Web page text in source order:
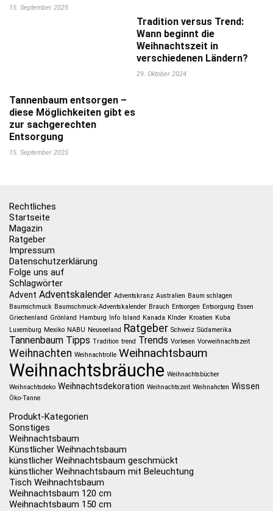
15. September 2025
Tradition versus Trend:
Wann beginnt die
Weihnachtszeit in
verschiedenen Ländern?
29. Oktober 2024
Tannenbaum entsorgen –
diese Möglichkeiten gibt es
zur sachgerechten
Entsorgung
15. September 2025
Rechtliches
Startseite
Magazin
Ratgeber
Impressum
Datenschutzerklärung
Folge uns auf
Schlagwörter
Advent Adventskalender Adventskranz Australien Baum schlagen
Baumschmuck Baumschmuck-Adventskalender Brauch Entsorgen Entsorgung Essen
Griechenland Grönland Hamburg Info Island Kanada KInder Kroatien Kuba
Luxemburg Mexiko NABU Neuseeland Ratgeber Schweiz Südamerika
Tannenbaum Tipps Tradition trend Trends Vorlesen Vorweihnachtszeit
Weihnachten Weihnachtrolle Weihnachtsbaum
Weihnachtsbräuche Weihnachtsbücher
Weihnachtsdeko Weihnachtsdekoration Weihnachtszeit Weihnahcten Wissen
Öko-Tanne
Produkt-Kategorien
Sonstiges
Weihnachtsbaum
Künstlicher Weihnachtsbaum
künstlicher Weihnachtsbaum geschmückt
künstlicher Weihnachtsbaum mit Beleuchtung
Tisch Weihnachtsbaum
Weihnachtsbaum 120 cm
Weihnachtsbaum 150 cm